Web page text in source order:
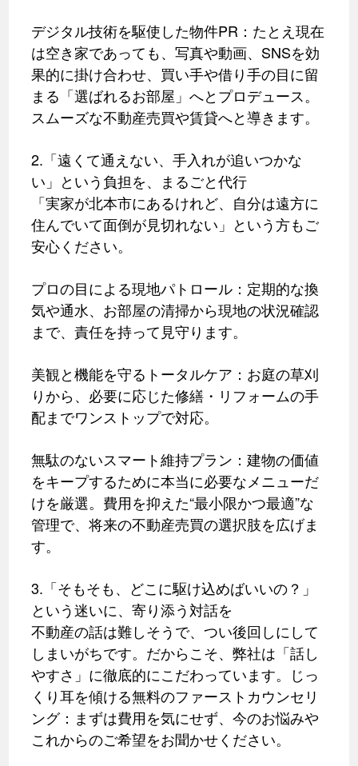
デジタル技術を駆使した物件PR：たとえ現在
は空き家であっても、写真や動画、SNSを効
果的に掛け合わせ、買い手や借り手の目に留
まる「選ばれるお部屋」へとプロデュース。
スムーズな不動産売買や賃貸へと導きます。
2.「遠くて通えない、手入れが追いつかな
い」という負担を、まるごと代行
「実家が北本市にあるけれど、自分は遠方に
住んでいて面倒が見切れない」という方もご
安心ください。
プロの目による現地パトロール：定期的な換
気や通水、お部屋の清掃から現地の状況確認
まで、責任を持って見守ります。
美観と機能を守るトータルケア：お庭の草刈
りから、必要に応じた修繕・リフォームの手
配までワンストップで対応。
無駄のないスマート維持プラン：建物の価値
をキープするために本当に必要なメニューだ
けを厳選。費用を抑えた“最小限かつ最適”な
管理で、将来の不動産売買の選択肢を広げま
す。
3.「そもそも、どこに駆け込めばいいの？」
という迷いに、寄り添う対話を
不動産の話は難しそうで、つい後回しにして
しまいがちです。だからこそ、弊社は「話し
やすさ」に徹底的にこだわっています。じっ
くり耳を傾ける無料のファーストカウンセリ
ング：まずは費用を気にせず、今のお悩みや
これからのご希望をお聞かせください。